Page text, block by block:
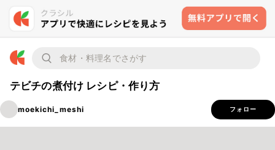
テビチの煮付け レシピ・作り方
moekichi_meshi フォロー